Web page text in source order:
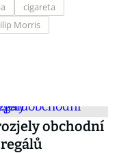
cigareta
Morris
obchodní